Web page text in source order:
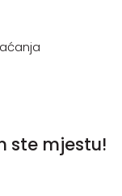
ste mjestu!